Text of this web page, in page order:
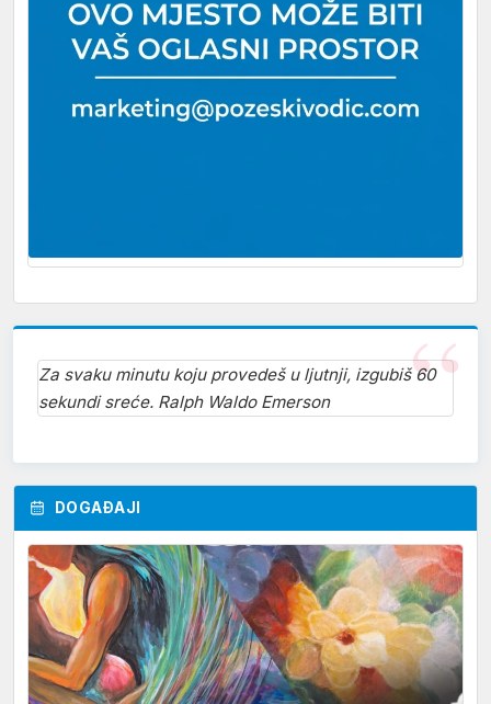
Za svaku minutu koju provedeš u ljutnji, izgubiš 60
sekundi sreće. Ralph Waldo Emerson
DOGAĐAJI